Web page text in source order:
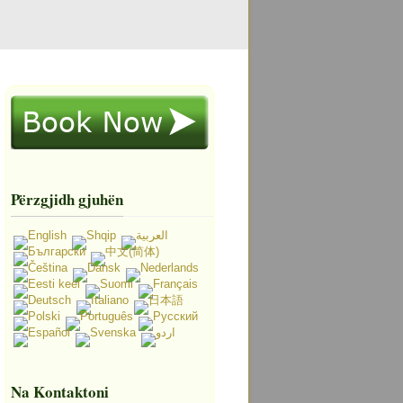
Përzgjidh gjuhën
Na Kontaktoni